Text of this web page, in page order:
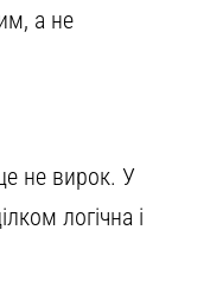
а не
не вирок. У
логічна і